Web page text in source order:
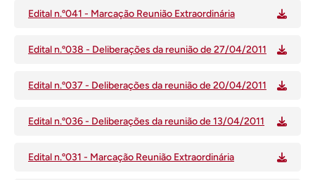
Edital n.º041 - Marcação Reunião Extraordinária
Edital n.º038 - Deliberações da reunião de 27/04/2011
Edital n.º037 - Deliberações da reunião de 20/04/2011
Edital n.º036 - Deliberações da reunião de 13/04/2011
Edital n.º031 - Marcação Reunião Extraordinária